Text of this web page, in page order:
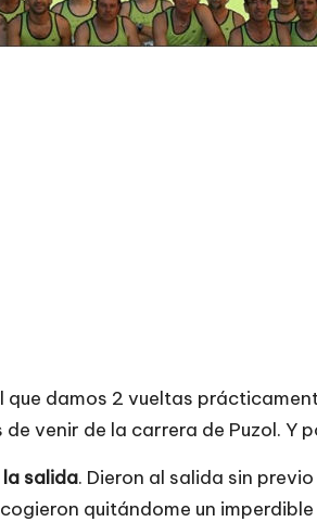
que damos 2 vueltas
venir de la carrera de Puzol. Y
salida. Dieron al salida sin
quitándome un